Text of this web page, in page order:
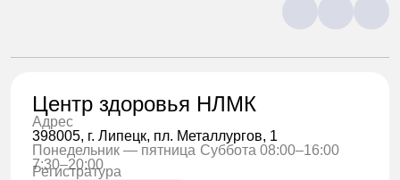
Центр здоровья НЛМК
Адрес
398005, г. Липецк, пл. Металлургов, 1
Понедельник — пятница
7:30–20:00
Суббота 08:00–16:00
Регистратура